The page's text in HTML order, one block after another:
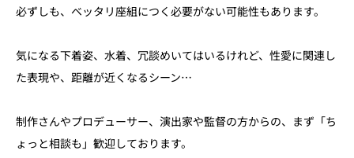
必ずしも、ベッタリ座組につく必要がない可能性もあります。
気になる下着姿、水着、冗談めいてはいるけれど、性愛に関連し
た表現や、距離が近くなるシーン…
制作さんやプロデューサー、演出家や監督の方からの、まず「ち
ょっと相談も」歓迎しております。